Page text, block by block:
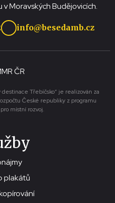
v Moravských Budějovicích.
info@besedamb.cz
destinace Třebíčsko“ je realizován za
České republiky z programu
místní rozvoj.
plakátů